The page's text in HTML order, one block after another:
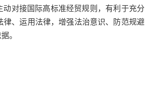
对接国际高标准经贸规则，有利于充分
、运用法律，增强法治意识、防范规避
。